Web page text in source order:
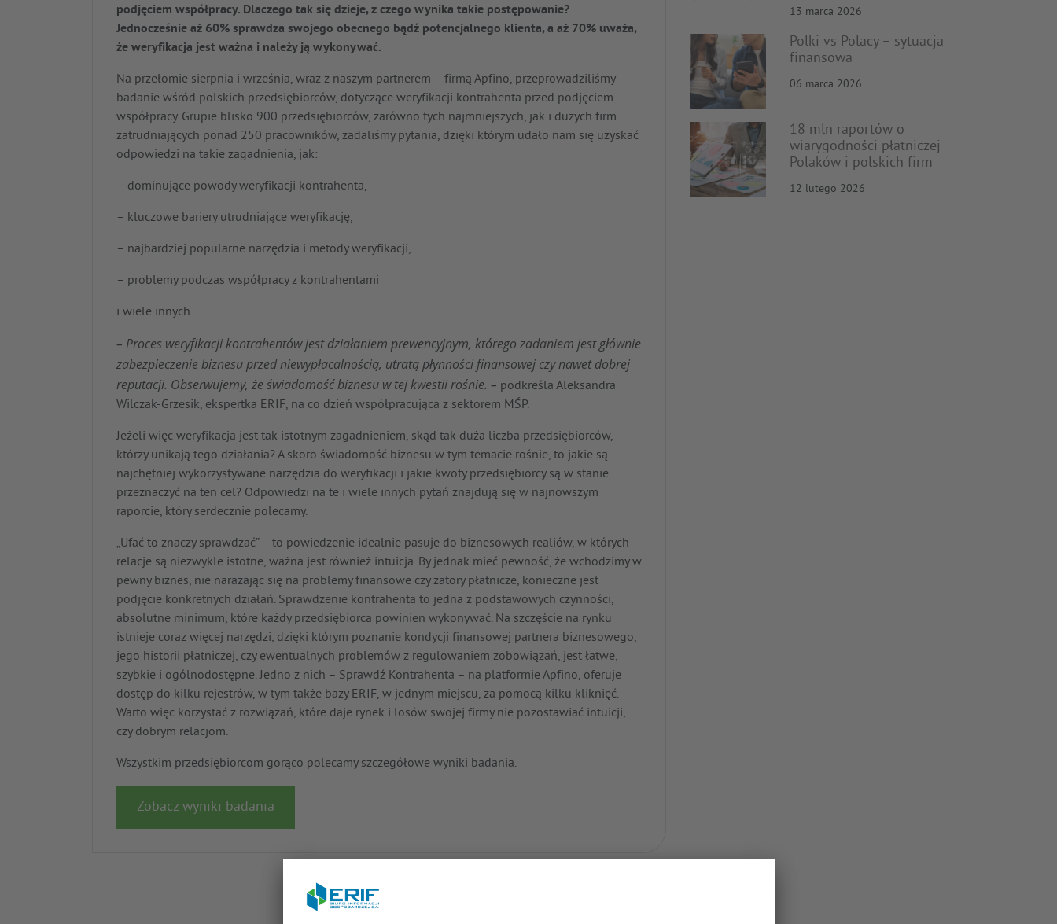
podjęciem współpracy. Dlaczego tak się dzieje, z czego wynika takie postępowanie?
Jednocześnie aż 60% sprawdza swojego obecnego bądź potencjalnego klienta, a aż 70% uważa,
że weryfikacja jest ważna i należy ją wykonywać.
Na przełomie sierpnia i września, wraz z naszym partnerem – firmą Apfino, przeprowadziliśmy
badanie wśród polskich przedsiębiorców, dotyczące weryfikacji kontrahenta przed podjęciem
współpracy. Grupie blisko 900 przedsiębiorców, zarówno tych najmniejszych, jak i dużych firm
zatrudniających ponad 250 pracowników, zadaliśmy pytania, dzięki którym udało nam się uzyskać
odpowiedzi na takie zagadnienia, jak:
– dominujące powody weryfikacji kontrahenta,
– kluczowe bariery utrudniające weryfikację,
– najbardziej popularne narzędzia i metody weryfikacji,
– problemy podczas współpracy z kontrahentami
i wiele innych.
– Proces weryfikacji kontrahentów jest działaniem prewencyjnym, którego zadaniem jest głównie
zabezpieczenie biznesu przed niewypłacalnością, utratą płynności finansowej czy nawet dobrej
reputacji. Obserwujemy, że świadomość biznesu w tej kwestii rośnie. – podkreśla Aleksandra
Wilczak-Grzesik, ekspertka ERIF, na co dzień współpracująca z sektorem MŚP.
Jeżeli więc weryfikacja jest tak istotnym zagadnieniem, skąd tak duża liczba przedsiębiorców,
którzy unikają tego działania? A skoro świadomość biznesu w tym temacie rośnie, to jakie są
najchętniej wykorzystywane narzędzia do weryfikacji i jakie kwoty przedsiębiorcy są w stanie
przeznaczyć na ten cel? Odpowiedzi na te i wiele innych pytań znajdują się w najnowszym
raporcie, który serdecznie polecamy.
„Ufać to znaczy sprawdzać” – to powiedzenie idealnie pasuje do biznesowych realiów, w których
relacje są niezwykle istotne, ważna jest również intuicja. By jednak mieć pewność, że wchodzimy w
pewny biznes, nie narażając się na problemy finansowe czy zatory płatnicze, konieczne jest
podjęcie konkretnych działań. Sprawdzenie kontrahenta to jedna z podstawowych czynności,
absolutne minimum, które każdy przedsiębiorca powinien wykonywać. Na szczęście na rynku
istnieje coraz więcej narzędzi, dzięki którym poznanie kondycji finansowej partnera biznesowego,
jego historii płatniczej, czy ewentualnych problemów z regulowaniem zobowiązań, jest łatwe,
szybkie i ogólnodostępne. Jedno z nich – Sprawdź Kontrahenta – na platformie Apfino, oferuje
dostęp do kilku rejestrów, w tym także bazy ERIF, w jednym miejscu, za pomocą kilku kliknięć.
Warto więc korzystać z rozwiązań, które daje rynek i losów swojej firmy nie pozostawiać intuicji,
czy dobrym relacjom.
Wszystkim przedsiębiorcom gorąco polecamy szczegółowe wyniki badania.
Zobacz wyniki badania
Udostępnij na:
13 marca 2026
Polki vs Polacy – sytuacja
finansowa
06 marca 2026
18 mln raportów o
wiarygodności płatniczej
Polaków i polskich firm
12 lutego 2026